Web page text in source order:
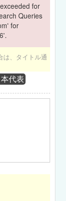
for
Queries
for
は、タイトル通
本代表